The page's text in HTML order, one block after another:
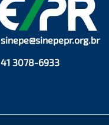
sinepe@sinepepr.org.br
41 3078-6933